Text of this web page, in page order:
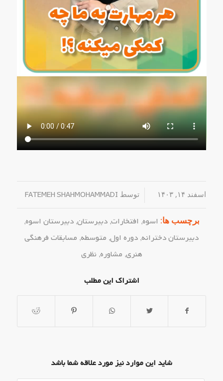
اسفند ۱۴, ۱۴۰۳ / توسط FATEMEH SHAHMOHAMMADI
برچسب ها: اسوه, افتخارات,دبیرستان,دبیرستان اسوه,
دبیرستان دخترانه, دوره اول, متوسطه, مسابقات فرهنگی
هنری, مشاوره, نظری
اشتراک این مطلب
شاید این موارد نیز مورد علاقه شما باشد